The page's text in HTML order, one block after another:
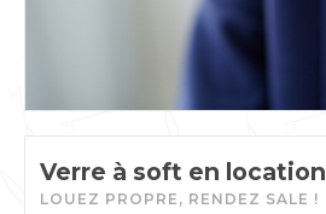
Verre à soft en location
LOUEZ PROPRE, RENDEZ SALE !